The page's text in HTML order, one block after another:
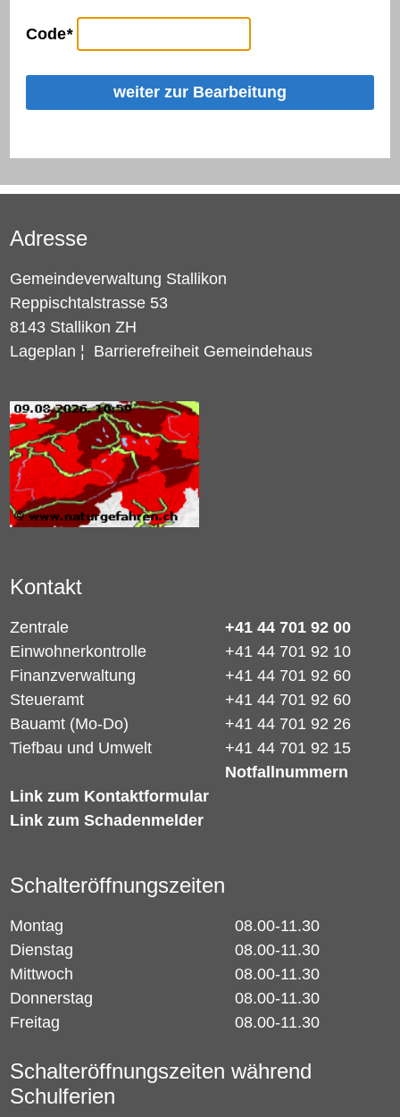
Code*
weiter zur Bearbeitung
Adresse
Gemeindeverwaltung Stallikon
Reppischtalstrasse 53
8143 Stallikon ZH
Lageplan ¦ Barrierefreiheit Gemeindehaus
Kontakt
Zentrale
+41 44 701 92 00
Einwohnerkontrolle
+41 44 701 92 10
Finanzverwaltung
+41 44 701 92 60
Steueramt
+41 44 701 92 60
Bauamt (Mo-Do)
+41 44 701 92 26
Tiefbau und Umwelt
Link zum Kontaktformular
Link zum Schadenmelder
+41 44 701 92 15
Notfallnummern
Schalteröffnungszeiten
Montag
08.00-11.30
Dienstag
08.00-11.30
Mittwoch
08.00-11.30
Donnerstag
08.00-11.30
Freitag
08.00-11.30
Schalteröffnungszeiten während
Schulferien